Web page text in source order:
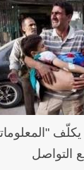
الأميركي ترامب
مع عُمان مؤجّل
التواصل